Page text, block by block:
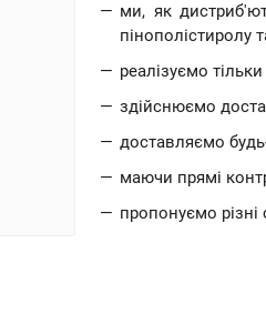
ми, як
пінополістиролу
реалізуємо
здійснюємо
доставляємо
маючи прямі
пропонуємо